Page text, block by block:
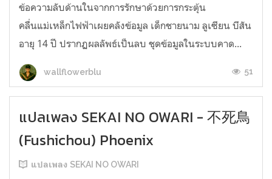
ข้อความลับด้านในจากการรักษาด้วยการกระตุ้น
คลื่นแม่เหล็กไฟฟ้าเผยคลังข้อมูล เด็กชายนาม ลูเซียน บีสัน
อายุ 14 ปี ปรากฏผลลัพธ์เป็นลบ ชุดข้อมูลในระบบคาด...
wallflowerblu 51
แปลเพลง SEKAI NO OWARI - 不死鳥
(Fushichou) Phoenix
แปลเพลง SEKAI NO OWARI